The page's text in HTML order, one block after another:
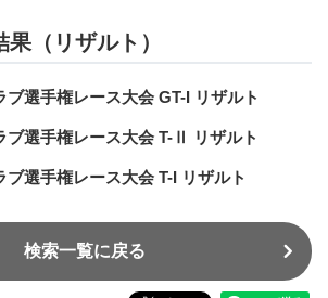
（リザルト）
ブ選手権レース大会 GT-I リザルト
ブ選手権レース大会 T-Ⅱ リザルト
ブ選手権レース大会 T-I リザルト
検索一覧に戻る